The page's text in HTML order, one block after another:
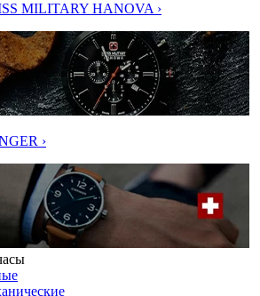
MILITARY HANOVA ›
›